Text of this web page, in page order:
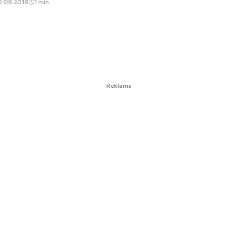
1 min.
Reklama